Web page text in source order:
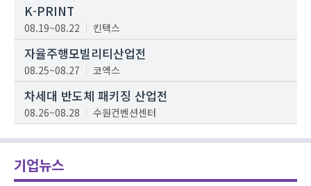
K-PRINT
08.19~08.22 킨텍스
자율주행모빌리티산업전
08.25~08.27 코엑스
차세대 반도체 패키징 산업전
08.26~08.28 수원컨벤션센터
기업뉴스